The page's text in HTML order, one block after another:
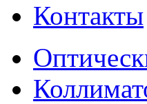
Контакты